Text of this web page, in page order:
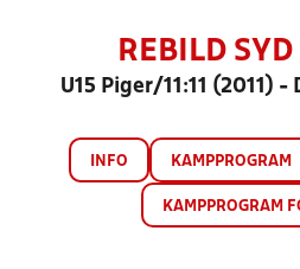
REBILD
U15 Piger/11:11 (2011) -
INFO KAMPPROGRAM
KAMPPROGRAM